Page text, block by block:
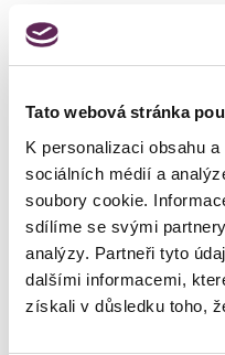
Tato webová stránka
K personalizaci obsahu
sociálních médií a
soubory cookie.
sdílíme se svými
analýzy. Partneři tyto
dalšími informacemi,
získali v důsledku toho,
6. Wann kann die
durchgeführt
Die Behandlung sollte
Schwangerschaft oder
funktionellen
Infektionen sowie bei
Krampfadern und
Wie bei der invasiven
Kryolipolyse ein